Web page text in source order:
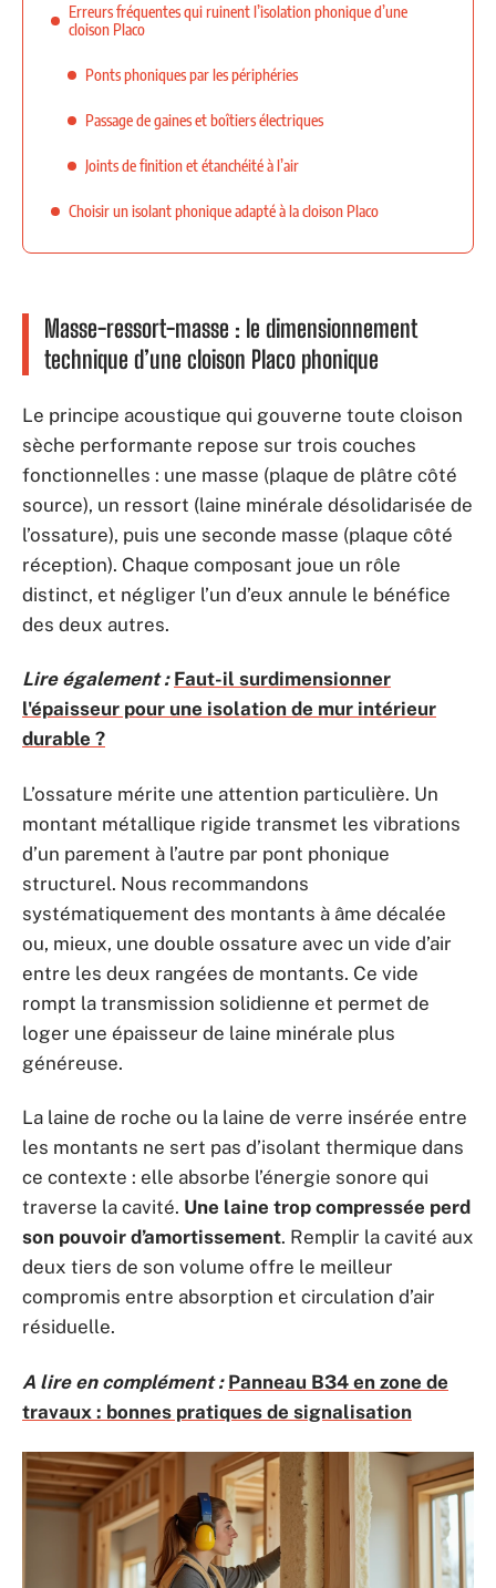
Erreurs fréquentes qui ruinent l’isolation phonique d’une
cloison Placo
Ponts phoniques par les périphéries
Passage de gaines et boîtiers électriques
Joints de finition et étanchéité à l’air
Choisir un isolant phonique adapté à la cloison Placo
Masse-ressort-masse : le dimensionnement
technique d’une cloison Placo phonique
Le principe acoustique qui gouverne toute cloison
sèche performante repose sur trois couches
fonctionnelles : une masse (plaque de plâtre côté
source), un ressort (laine minérale désolidarisée de
l’ossature), puis une seconde masse (plaque côté
réception). Chaque composant joue un rôle
distinct, et négliger l’un d’eux annule le bénéfice
des deux autres.
Lire également : Faut-il surdimensionner
l'épaisseur pour une isolation de mur intérieur
durable ?
L’ossature mérite une attention particulière. Un
montant métallique rigide transmet les vibrations
d’un parement à l’autre par pont phonique
structurel. Nous recommandons
systématiquement des montants à âme décalée
ou, mieux, une double ossature avec un vide d’air
entre les deux rangées de montants. Ce vide
rompt la transmission solidienne et permet de
loger une épaisseur de laine minérale plus
généreuse.
La laine de roche ou la laine de verre insérée entre
les montants ne sert pas d’isolant thermique dans
ce contexte : elle absorbe l’énergie sonore qui
traverse la cavité. Une laine trop compressée perd
son pouvoir d’amortissement. Remplir la cavité aux
deux tiers de son volume offre le meilleur
compromis entre absorption et circulation d’air
résiduelle.
A lire en complément : Panneau B34 en zone de
travaux : bonnes pratiques de signalisation